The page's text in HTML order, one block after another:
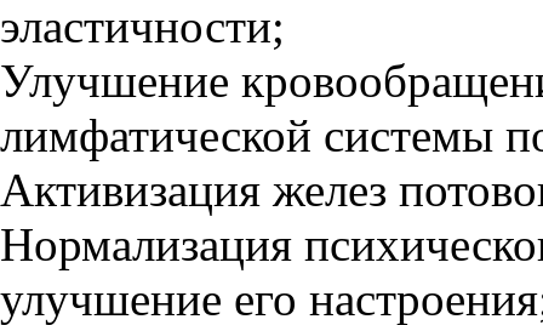
эластичности;
Улучшение
лимфатической системы
Активизация желез
Нормализация
улучшение его